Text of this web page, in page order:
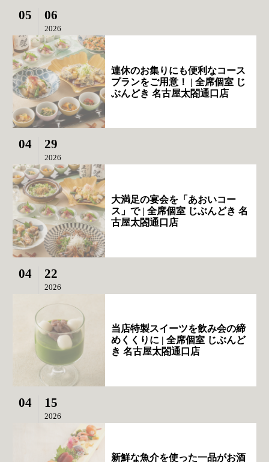
05 06
2026
連休のお集りにも便利なコース
プランをご用意！ | 全席個室 じ
ぶんどき 名古屋太閤通口店
04 29
2026
大満足の宴会を「あおいコー
ス」で | 全席個室 じぶんどき 名
古屋太閤通口店
04 22
2026
当店特製スイーツを飲み会の締
めくくりに | 全席個室 じぶんど
き 名古屋太閤通口店
04 15
2026
新鮮な魚介を使った一品がお酒